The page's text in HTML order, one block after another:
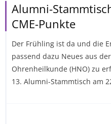
Alumni-
CME-Punkte
Der Frühling ist da und die
passend dazu Neues aus
Ohrenheilkunde (HNO) zu
13. Alumni-Stammtisch am